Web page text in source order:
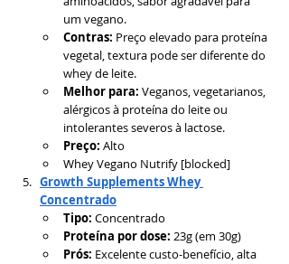
um vegano.
Contras: Preço elevado para proteína
vegetal, textura pode ser diferente do
whey de leite.
Melhor para: Veganos, vegetarianos,
alérgicos à proteína do leite ou
intolerantes severos à lactose.
Preço: Alto
Whey Vegano Nutrify [blocked]
Growth Supplements Whey
Concentrado
Tipo: Concentrado
Proteína por dose: 23g (em 30g)
Prós: Excelente custo-benefício, alta